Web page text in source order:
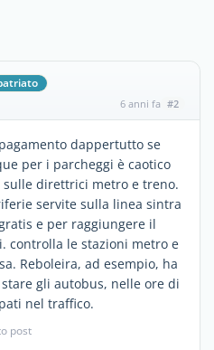
6 anni fa #2
dappertutto se
per i parcheggi è caotico
direttrici metro e treno.
servite sulla linea sintra
e per raggiungere il
controlla le stazioni metro e
Reboleira, ad esempio, ha
gli autobus, nelle ore di
nel traffico.
post